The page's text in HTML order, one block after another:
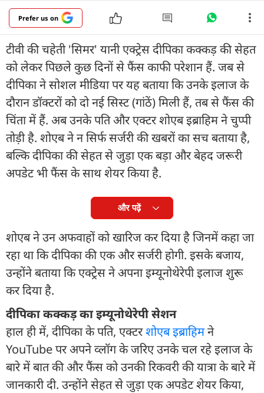
Prefer us on
टीवी की चहेती 'सिमर' यानी एक्ट्रेस दीपिका कक्कड़ की सेहत
को लेकर पिछले कुछ दिनों से फैंस काफी परेशान हैं. जब से
दीपिका ने सोशल मीडिया पर यह बताया कि उनके इलाज के
दौरान डॉक्टरों को दो नई सिस्ट (गांठें) मिली हैं, तब से फैंस की
चिंता में हैं. अब उनके पति और एक्टर शोएब इब्राहिम ने चुप्पी
तोड़ी है. शोएब ने न सिर्फ सर्जरी की खबरों का सच बताया है,
बल्कि दीपिका की सेहत से जुड़ा एक बड़ा और बेहद जरूरी
अपडेट भी फैंस के साथ शेयर किया है.
और पढ़ें
शोएब ने उन अफवाहों को खारिज कर दिया है जिनमें कहा जा
रहा था कि दीपिका की एक और सर्जरी होगी. इसके बजाय,
उन्होंने बताया कि एक्ट्रेस ने अपना इम्यूनोथेरेपी इलाज शुरू
कर दिया है.
दीपिका कक्कड़ का इम्यूनोथेरेपी सेशन
हाल ही में, दीपिका के पति, एक्टरशोएब इब्राहिमने
YouTube पर अपने व्लॉग के जरिए उनके चल रहे इलाज के
बारे में बात की और फैंस को उनकी रिकवरी की यात्रा के बारे में
जानकारी दी. उन्होंने सेहत से जुड़ा एक अपडेट शेयर किया,